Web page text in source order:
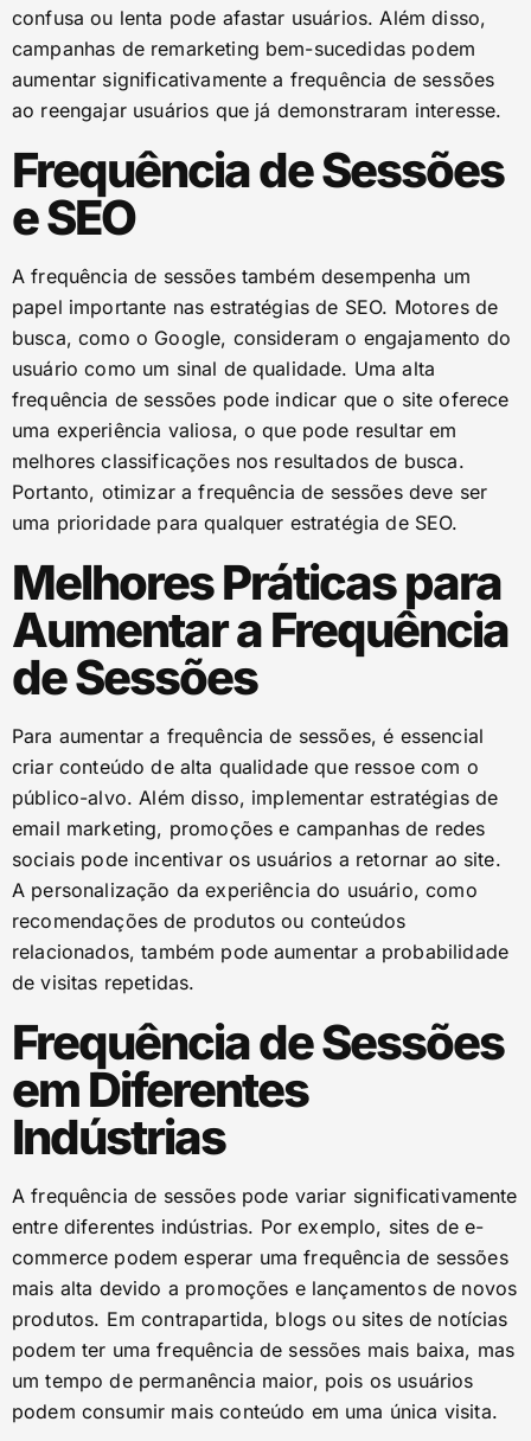
confusa ou lenta pode afastar usuários. Além disso,
campanhas de remarketing bem-sucedidas podem
aumentar significativamente a frequência de sessões
ao reengajar usuários que já demonstraram interesse.
Frequência de Sessões
e SEO
A frequência de sessões também desempenha um
papel importante nas estratégias de SEO. Motores de
busca, como o Google, consideram o engajamento do
usuário como um sinal de qualidade. Uma alta
frequência de sessões pode indicar que o site oferece
uma experiência valiosa, o que pode resultar em
melhores classificações nos resultados de busca.
Portanto, otimizar a frequência de sessões deve ser
uma prioridade para qualquer estratégia de SEO.
Melhores Práticas para
Aumentar a Frequência
de Sessões
Para aumentar a frequência de sessões, é essencial
criar conteúdo de alta qualidade que ressoe com o
público-alvo. Além disso, implementar estratégias de
email marketing, promoções e campanhas de redes
sociais pode incentivar os usuários a retornar ao site.
A personalização da experiência do usuário, como
recomendações de produtos ou conteúdos
relacionados, também pode aumentar a probabilidade
de visitas repetidas.
Frequência de Sessões
em Diferentes
Indústrias
A frequência de sessões pode variar significativamente
entre diferentes indústrias. Por exemplo, sites de e-
commerce podem esperar uma frequência de sessões
mais alta devido a promoções e lançamentos de novos
produtos. Em contrapartida, blogs ou sites de notícias
podem ter uma frequência de sessões mais baixa, mas
um tempo de permanência maior, pois os usuários
podem consumir mais conteúdo em uma única visita.